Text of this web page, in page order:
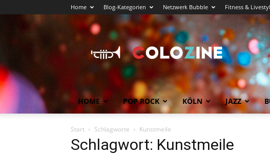
Home Blog-Kategorien Netzwerk Bubble Fitness &
Köln
News
COLOZINE
Magazin
HOME POP ROCK KÖLN JAZZ
Start Schlagworte Kunstmeile
Schlagwort: Kunstmeile